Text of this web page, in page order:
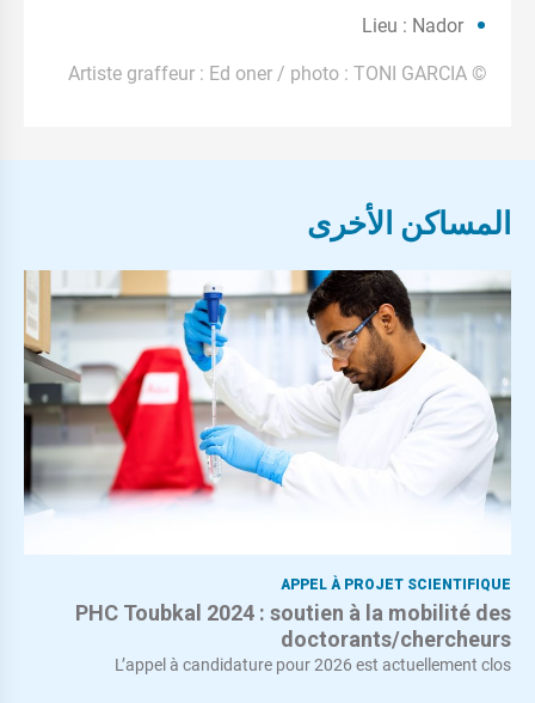
Lieu : Nador
©
Artiste graffeur : Ed oner / photo : TONI GARCIA
المساكن الأخرى
APPEL À PROJET SCIENTIFIQUE
PHC Toubkal 2024 : soutien à la mobilité des
doctorants/chercheurs
L’appel à candidature pour 2026 est actuellement clos